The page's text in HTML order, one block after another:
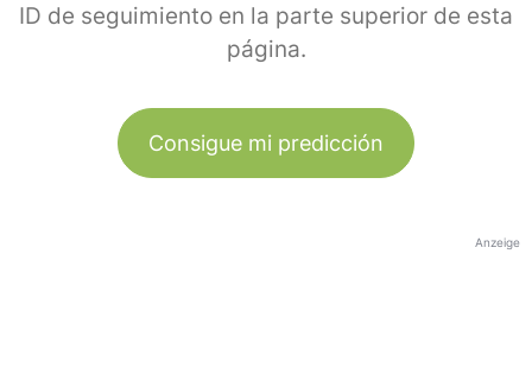
ID de seguimiento en la parte superior de esta
página.
Consigue mi predicción
Anzeige